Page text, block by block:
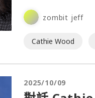
定位，因此她將
zombit jeff
Cathie Wood
2025/10/09